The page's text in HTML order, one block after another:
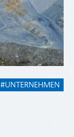
#UNTERNEHMEN